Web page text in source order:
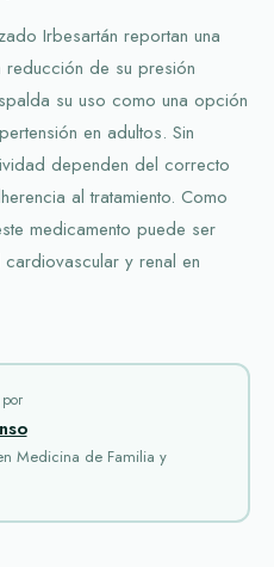
Irbesartán reportan una
reducción de su presión
su uso como una opción
en adultos. Sin
dependen del correcto
al tratamiento. Como
medicamento puede ser
y renal en
Medicina de Familia y